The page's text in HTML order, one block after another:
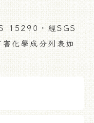
15290，經SGS
化學成分列表如